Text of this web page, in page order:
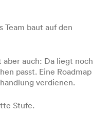
Team baut auf den
auch: Da liegt noch
passt. Eine Roadmap
verdienen.
Stufe.